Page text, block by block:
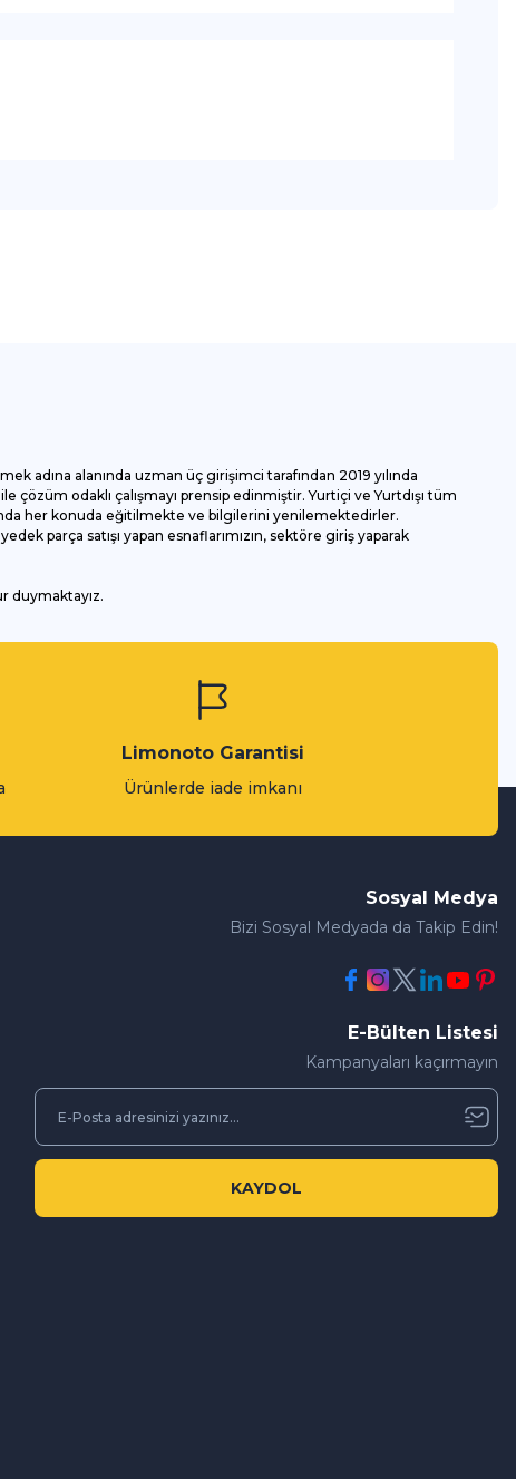
adına alanında uzman üç girişimci tarafından 2019 yılında
odaklı çalışmayı prensip edinmiştir. Yurtiçi ve Yurtdışı tüm
her konuda eğitilmekte ve bilgilerini yenilemektedirler.
parça satışı yapan esnaflarımızın, sektöre giriş yaparak
duymaktayız.
Limonoto Garantisi
Ürünlerde iade imkanı
Sosyal Medya
Bizi Sosyal Medyada da Takip Edin!
E-Bülten Listesi
Kampanyaları kaçırmayın
KAYDOL